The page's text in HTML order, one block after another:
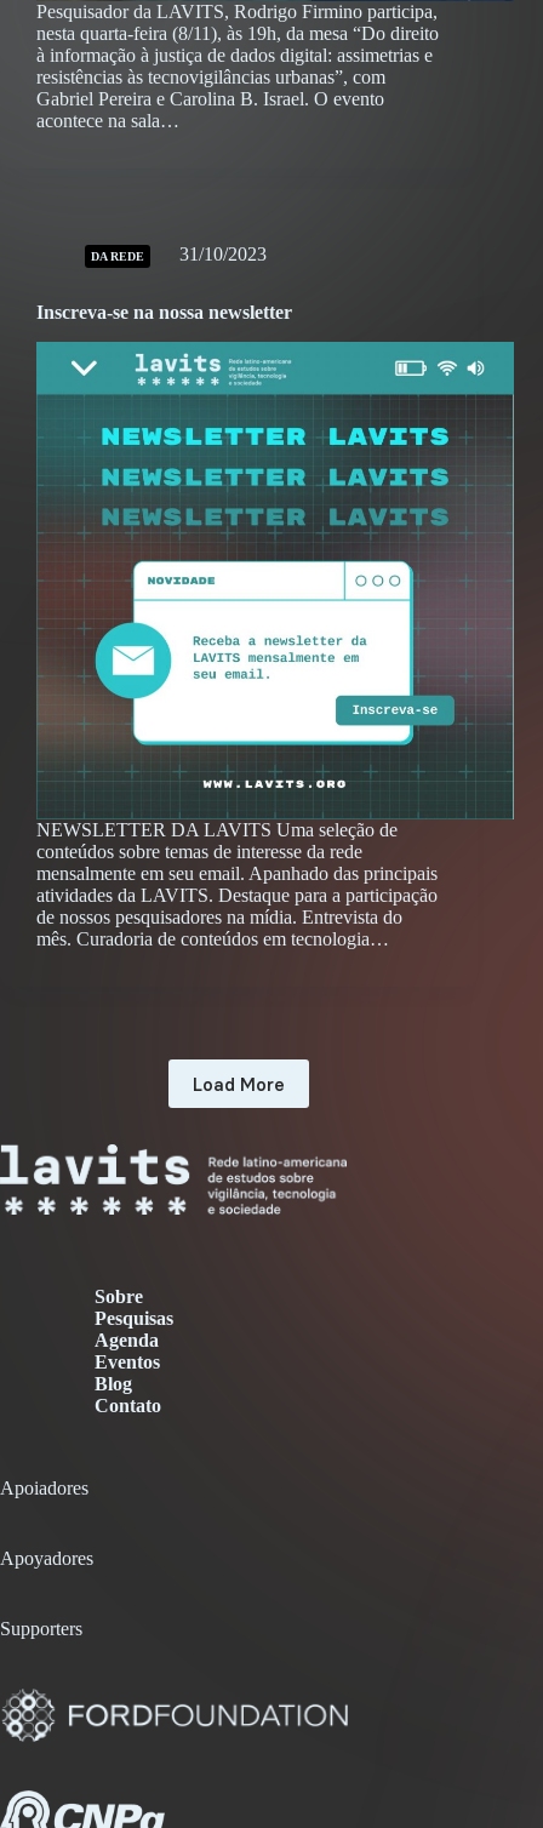
Pesquisador da LAVITS, Rodrigo Firmino participa,
nesta quarta-feira (8/11), às 19h, da mesa “Do direito
à informação à justiça de dados digital: assimetrias e
resistências às tecnovigilâncias urbanas”, com
Gabriel Pereira e Carolina B. Israel. O evento
acontece na sala…
DA REDE 31/10/2023
Inscreva-se na nossa newsletter
NEWSLETTER DA LAVITS Uma seleção de
conteúdos sobre temas de interesse da rede
mensalmente em seu email. Apanhado das principais
atividades da LAVITS. Destaque para a participação
de nossos pesquisadores na mídia. Entrevista do
mês. Curadoria de conteúdos em tecnologia…
Load More
Sobre
Pesquisas
Agenda
Eventos
Blog
Contato
Apoiadores
Apoyadores
Supporters